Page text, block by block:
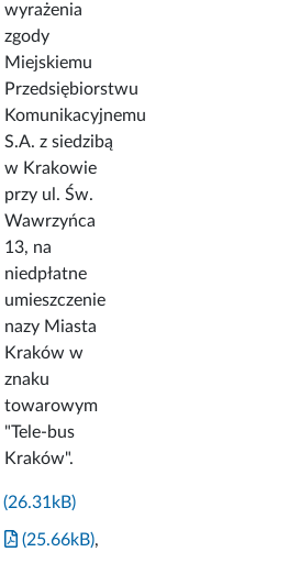
wyrażenia
zgody
Miejskiemu
Przedsiębiorstwu
Komunikacyjnemu
S.A. z siedzibą
w Krakowie
przy ul. Św.
Wawrzyńca
13, na
niedpłatne
umieszczenie
nazy Miasta
Kraków w
znaku
towarowym
"Tele-bus
Kraków".
(26.31kB)
(25.66kB),